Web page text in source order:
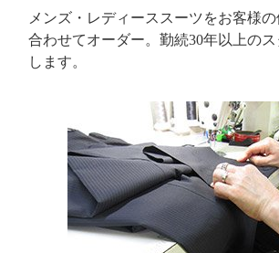
メンズ・レディーススーツをお客様
合わせてオーダー。勤続30年以上の
します。